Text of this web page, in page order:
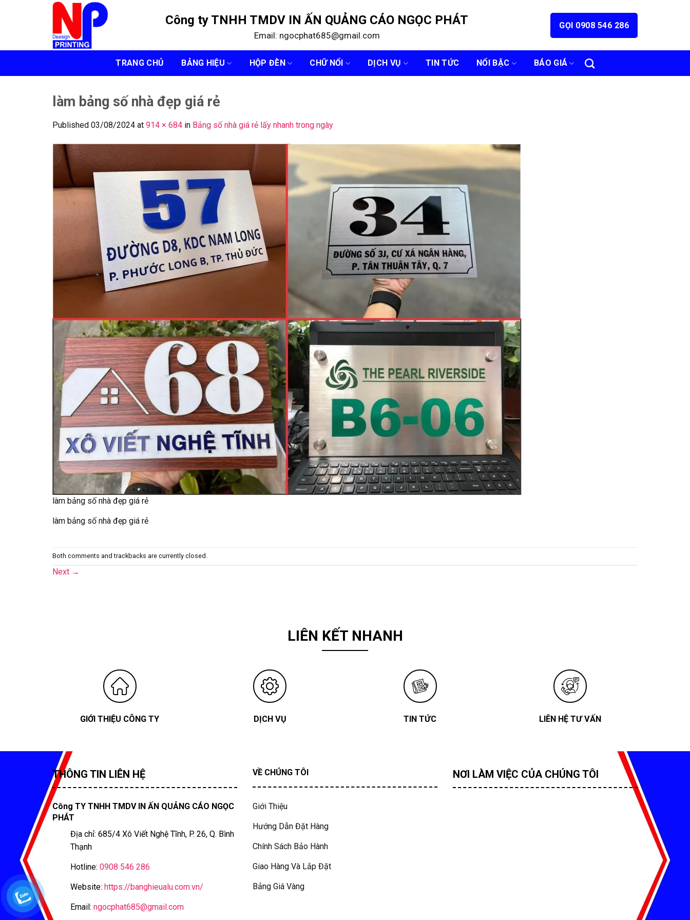
Công ty TNHH TMDV IN ẤN QUẢNG CÁO NGỌC PHÁT
Email: ngocphat685@gmail.com
GỌI 0908 546 286
TRANG CHỦ BẢNG HIỆU HỘP ĐÈN CHỮ NỔI DỊCH VỤ TIN TỨC NỔI BẬC BÁO GIÁ
làm bảng số nhà đẹp giá rẻ
Published 03/08/2024 at 914 × 684 in Bảng số nhà giá rẻ lấy nhanh trong ngày
làm bảng số nhà đẹp giá rẻ
làm bảng số nhà đẹp giá rẻ
Both comments and trackbacks are currently closed.
Next →
LIÊN KẾT NHANH
GIỚI THIỆU CÔNG TY DỊCH VỤ TIN TỨC LIÊN HỆ TƯ VẤN
THÔNG TIN LIÊN HỆ
Công TY TNHH TMDV IN ẤN QUẢNG CÁO NGỌC
PHÁT
Địa chỉ: 685/4 Xô Viết Nghệ Tĩnh, P. 26, Q. Bình
Thạnh
Hotline: 0908 546 286
Website: https://banghieualu.com.vn/
Email: ngocphat685@gmail.com
VỀ CHÚNG TÔI
Giới Thiệu
Hướng Dẫn Đặt Hàng
Chính Sách Bảo Hành
Giao Hàng Và Lắp Đặt
Bảng Giá Vàng
NƠI LÀM VIỆC CỦA CHÚNG TÔI